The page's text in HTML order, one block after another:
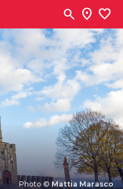
search location_on favorite
Photo ©Mattia Marasco